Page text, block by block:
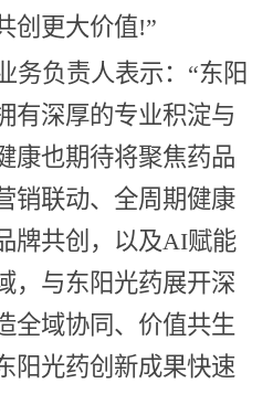
创更大价值!”
务负责人表示：“东阳
有深厚的专业积淀与
康也期待将聚焦药品
销联动、全周期健康
牌共创，以及AI赋能
，与东阳光药展开深
全域协同、价值共生
阳光药创新成果快速